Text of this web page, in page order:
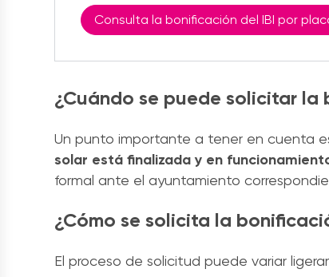
Consulta la bonificación del IBI por
¿Cuándo se puede solicitar la
Un punto importante a tener en cuenta
solar está finalizada y en
formal ante el ayuntamiento
¿Cómo se solicita la
El proceso de solicitud puede variar